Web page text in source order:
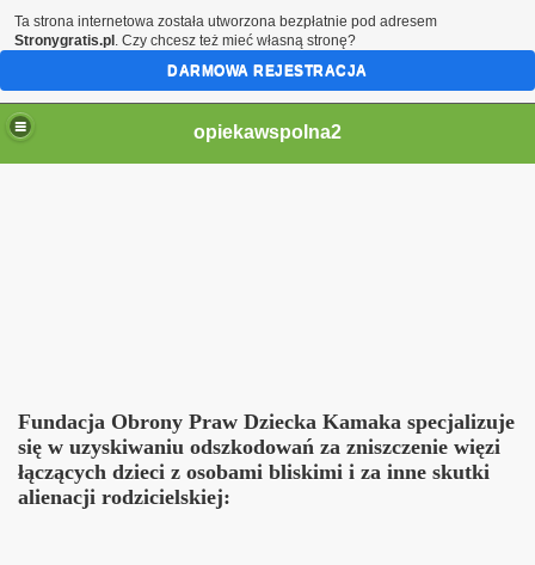
opiekawspolna2
Fundacja Obrony Praw Dziecka Kamaka specjalizuje
się w uzyskiwaniu odszkodowań za zniszczenie więzi
łączących dzieci z osobami bliskimi i za inne skutki
alienacji rodzicielskiej:
OPD
Ta strona internetowa została utworzona bezpłatnie pod adresem
Stronygratis.pl . Czy chcesz też mieć własną stronę?
DARMOWA REJESTRACJA